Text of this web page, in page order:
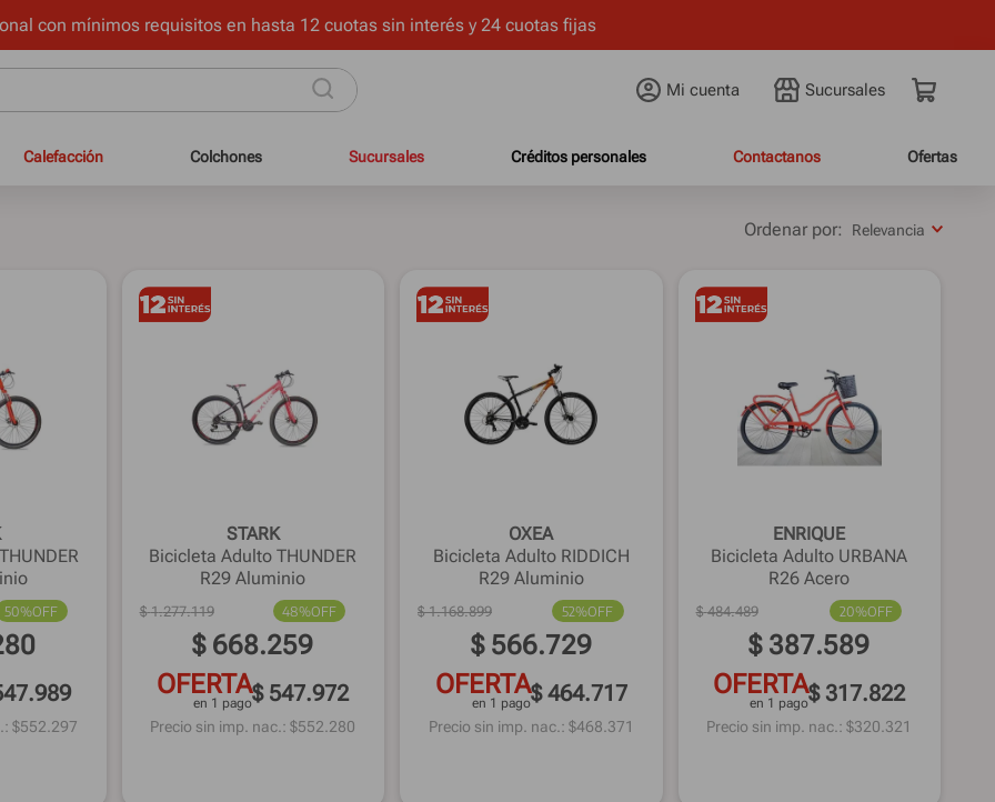
con mínimos requisitos en hasta 12 cuotas sin interés y 24 cuotas fijas
Mi cuenta
Calefacción Colchones Sucursales Créditos personales Contactanos Ofertas
Relevancia
50%OFF
$552.297
STARK
Bicicleta Adulto THUNDER
R29 Aluminio
$ 1.277.119 48%OFF
$ 668.259
OFERTA
en 1 pago$ 547.972
Precio sin imp. nac.: $552.280
OXEA
Bicicleta Adulto RIDDICH
R29 Aluminio
$ 1.168.899 52%OFF
$ 566.729
OFERTA
en 1 pago$ 464.717
Precio sin imp. nac.: $468.371
ENRIQUE
Bicicleta Adulto URBANA
R26 Acero
$ 484.489 20%OFF
$ 387.589
OFERTA
en 1 pago$ 317.822
Precio sin imp. nac.: $320.321